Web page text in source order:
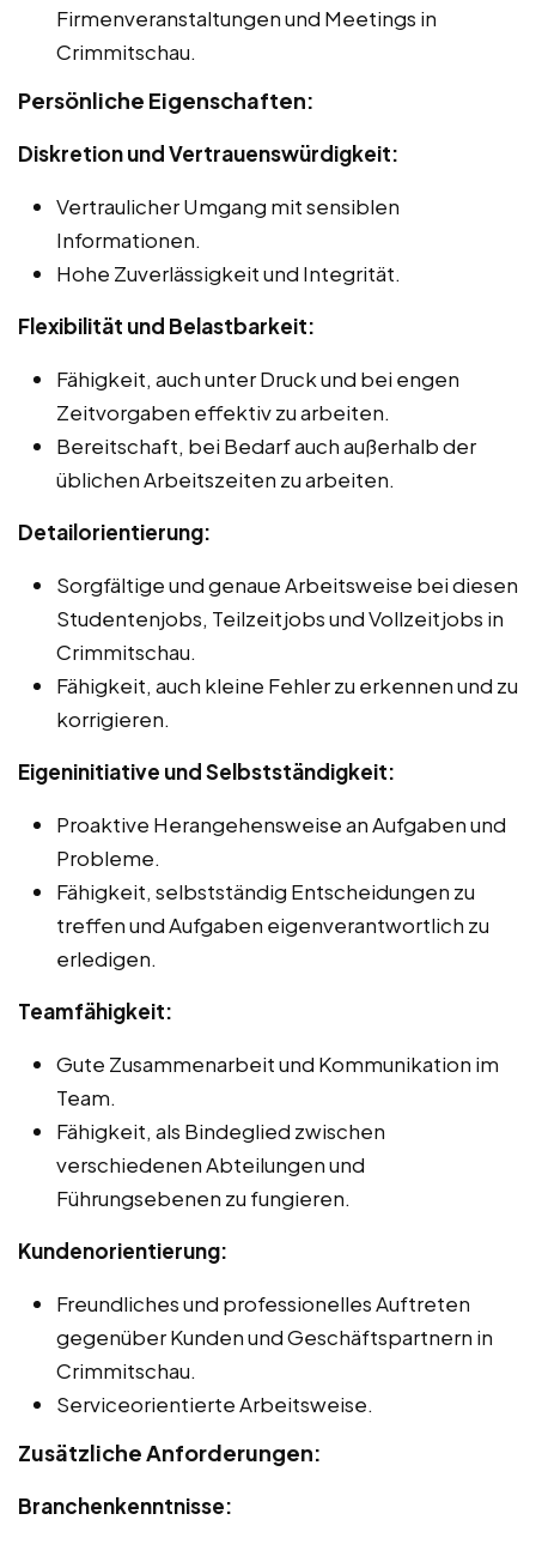
Firmenveranstaltungen und Meetings in
Crimmitschau.
Persönliche Eigenschaften:
Diskretion und Vertrauenswürdigkeit:
Vertraulicher Umgang mit sensiblen
Informationen.
Hohe Zuverlässigkeit und Integrität.
Flexibilität und Belastbarkeit:
Fähigkeit, auch unter Druck und bei engen
Zeitvorgaben effektiv zu arbeiten.
Bereitschaft, bei Bedarf auch außerhalb der
üblichen Arbeitszeiten zu arbeiten.
Detailorientierung:
Sorgfältige und genaue Arbeitsweise bei diesen
Studentenjobs, Teilzeitjobs und Vollzeitjobs in
Crimmitschau.
Fähigkeit, auch kleine Fehler zu erkennen und zu
korrigieren.
Eigeninitiative und Selbstständigkeit:
Proaktive Herangehensweise an Aufgaben und
Probleme.
Fähigkeit, selbstständig Entscheidungen zu
treffen und Aufgaben eigenverantwortlich zu
erledigen.
Teamfähigkeit:
Gute Zusammenarbeit und Kommunikation im
Team.
Fähigkeit, als Bindeglied zwischen
verschiedenen Abteilungen und
Führungsebenen zu fungieren.
Kundenorientierung:
Freundliches und professionelles Auftreten
gegenüber Kunden und Geschäftspartnern in
Crimmitschau.
Serviceorientierte Arbeitsweise.
Zusätzliche Anforderungen:
Branchenkenntnisse: